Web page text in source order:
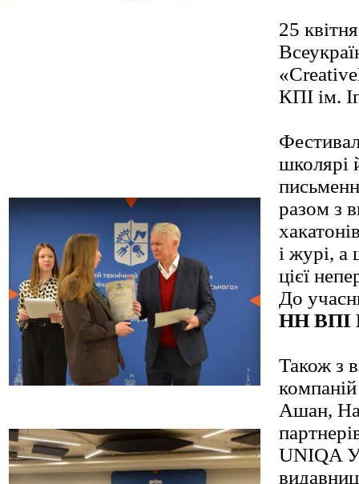
25
КПІ ім.
школярі
разом з
і журі, а
цієї
До
НН ВПІ
Також з
Ашан,
UNIQA